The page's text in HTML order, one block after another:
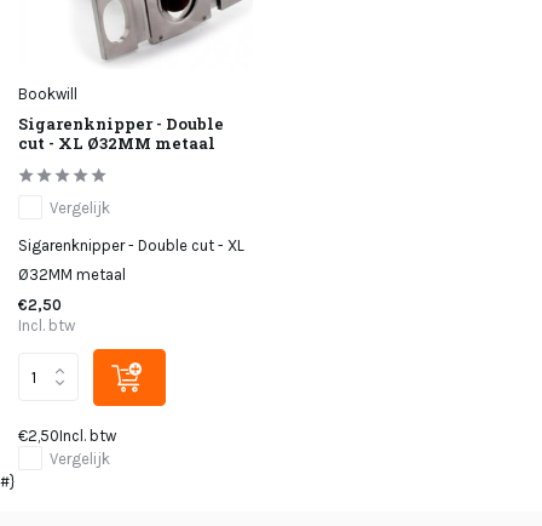
Bookwill
Sigarenknipper - Double
cut - XL Ø32MM metaal
Vergelijk
Sigarenknipper - Double cut - XL
Ø32MM metaal
€2,50
Incl. btw
€2,50Incl. btw
Vergelijk
#}